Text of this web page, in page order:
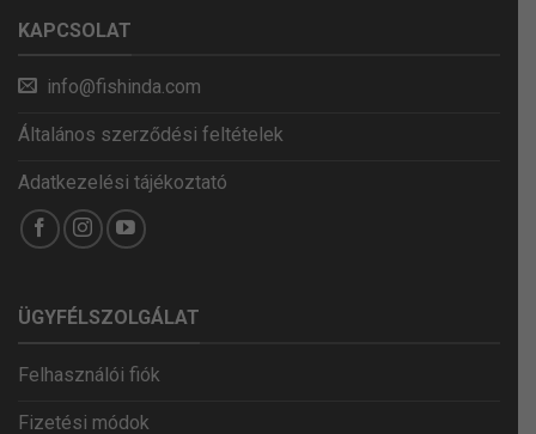
KAPCSOLAT
info@fishinda.com
Általános szerződési feltételek
Adatkezelési tájékoztató
ÜGYFÉLSZOLGÁLAT
Felhasználói fiók
Fizetési módok